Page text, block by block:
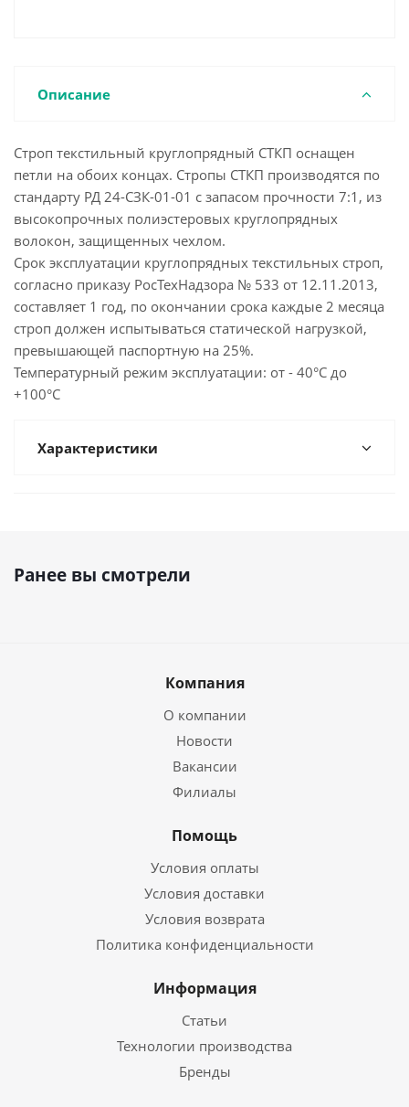
Описание
Строп текстильный круглопрядный СТКП оснащен
петли на обоих концах. Стропы СТКП производятся по
стандарту РД 24-СЗК-01-01 с запасом прочности 7:1, из
высокопрочных полиэстеровых круглопрядных
волокон, защищенных чехлом.
Срок эксплуатации круглопрядных текстильных строп,
согласно приказу РосТехНадзора № 533 от 12.11.2013,
составляет 1 год, по окончании срока каждые 2 месяца
строп должен испытываться статической нагрузкой,
превышающей паспортную на 25%.
Температурный режим эксплуатации: от - 40°С до
+100°С
Характеристики
Ранее вы смотрели
Компания
О компании
Новости
Вакансии
Филиалы
Помощь
Условия оплаты
Условия доставки
Условия возврата
Политика конфиденциальности
Информация
Статьи
Технологии производства
Бренды